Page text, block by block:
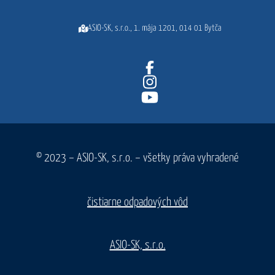
ASIO-SK, s.r.o., 1. mája 1201, 014 01 Bytča
© 2023 – ASIO-SK, s.r.o. – všetky práva vyhradené
čistiarne odpadových vôd
ASIO-SK, s.r.o.